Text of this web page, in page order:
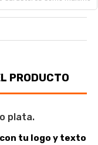
PRODUCTO
plata.
tu logo y texto